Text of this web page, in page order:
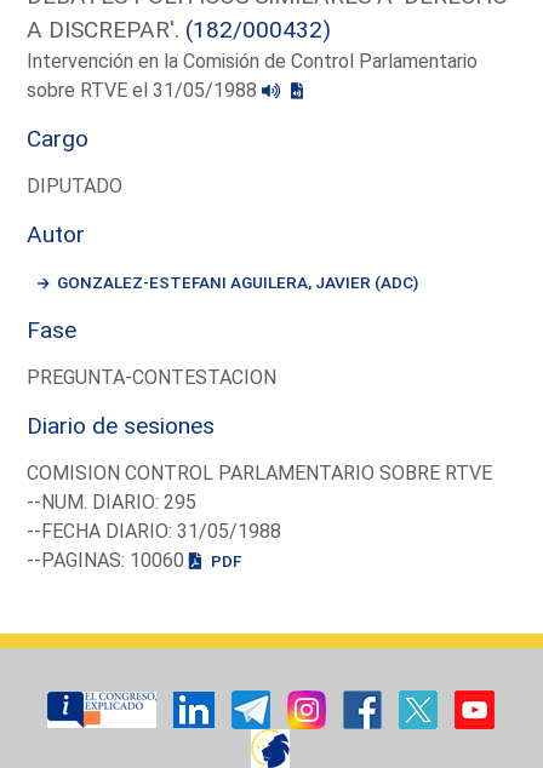
A DISCREPAR'. (182/000432)
Intervención en la Comisión de Control Parlamentario
sobre RTVE el 31/05/1988
Cargo
DIPUTADO
Autor
GONZALEZ-ESTEFANI AGUILERA, JAVIER (ADC)
Fase
PREGUNTA-CONTESTACION
Diario de sesiones
COMISION CONTROL PARLAMENTARIO SOBRE RTVE
--NUM. DIARIO: 295
--FECHA DIARIO: 31/05/1988
--PAGINAS: 10060
PDF